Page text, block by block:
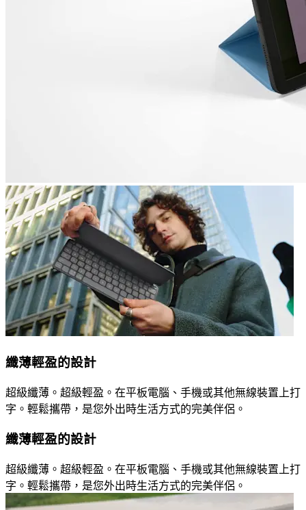
纖薄輕盈的設計
超級纖薄。超級輕盈。在平板電腦、手機或其他無線裝置上打
字。輕鬆攜帶，是您外出時生活方式的完美伴侶。
纖薄輕盈的設計
超級纖薄。超級輕盈。在平板電腦、手機或其他無線裝置上打
字。輕鬆攜帶，是您外出時生活方式的完美伴侶。